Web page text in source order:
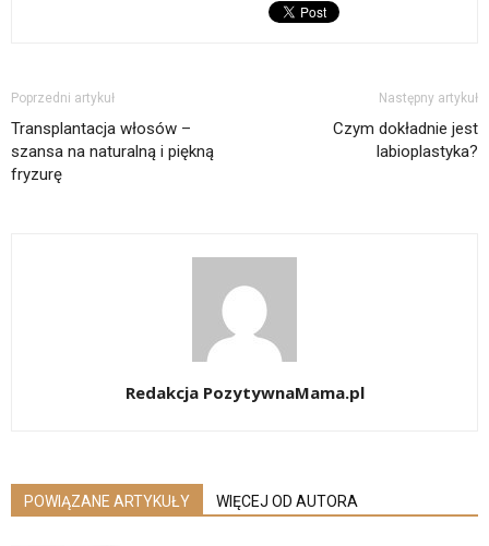
Poprzedni artykuł
Transplantacja włosów –
szansa na naturalną i piękną
fryzurę
Następny artykuł
Czym dokładnie jest
labioplastyka?
Redakcja PozytywnaMama.pl
POWIĄZANE ARTYKUŁY WIĘCEJ OD AUTORA